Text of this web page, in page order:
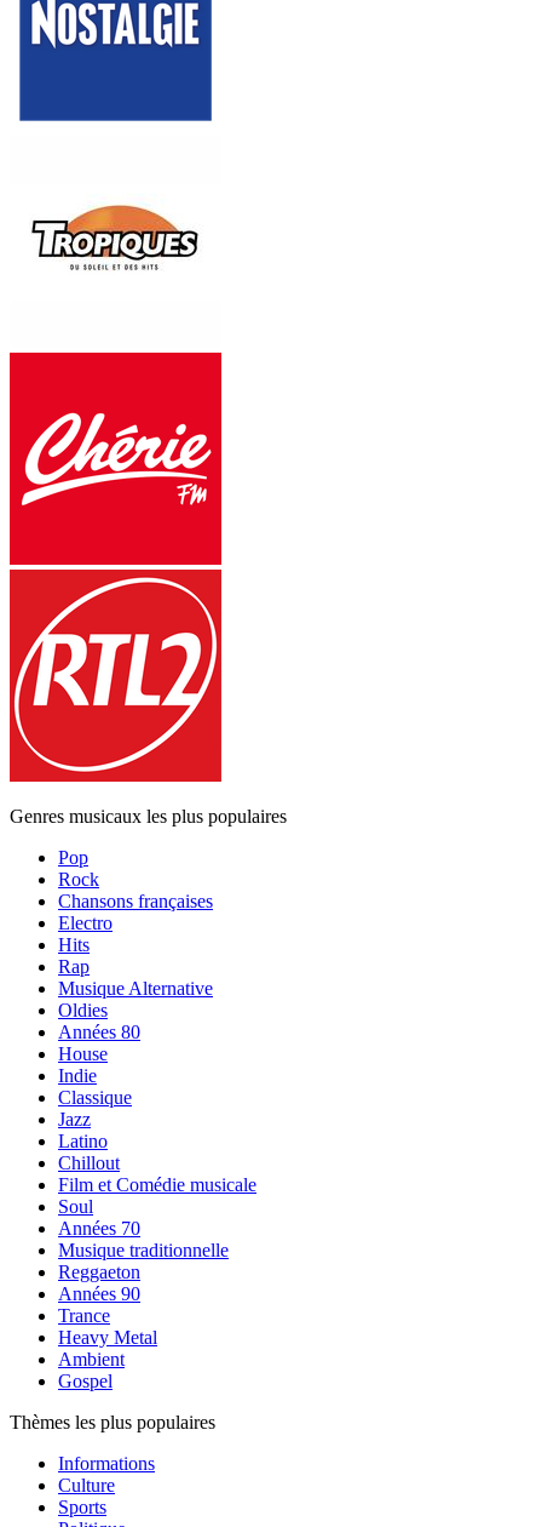
Genres musicaux les plus populaires
Pop
Rock
Chansons françaises
Electro
Hits
Rap
Musique Alternative
Oldies
Années 80
House
Indie
Classique
Jazz
Latino
Chillout
Film et Comédie musicale
Soul
Années 70
Musique traditionnelle
Reggaeton
Années 90
Trance
Heavy Metal
Ambient
Gospel
Thèmes les plus populaires
Informations
Culture
Sports